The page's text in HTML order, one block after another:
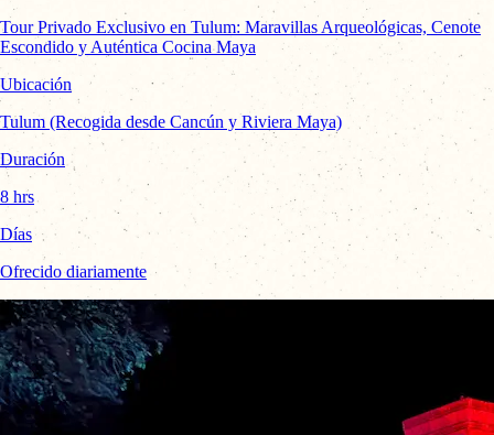
Tour Privado Exclusivo en Tulum: Maravillas Arqueológicas, Cenote
Escondido y Auténtica Cocina Maya
Ubicación
Tulum (Recogida desde Cancún y Riviera Maya)
Duración
8 hrs
Días
Ofrecido diariamente